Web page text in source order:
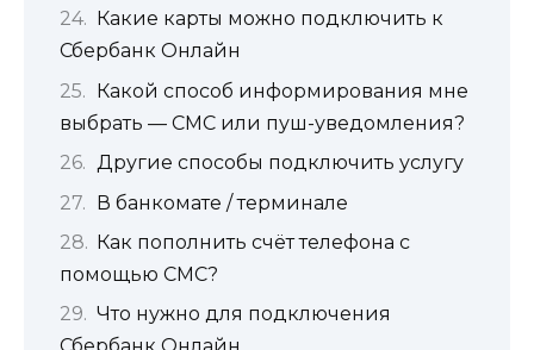
Какие карты можно подключить к
Сбербанк Онлайн
Какой способ информирования мне
выбрать — СМС или пуш-уведомления?
Другие способы подключить услугу
В банкомате / терминале
Как пополнить счёт телефона с
помощью СМС?
Что нужно для подключения